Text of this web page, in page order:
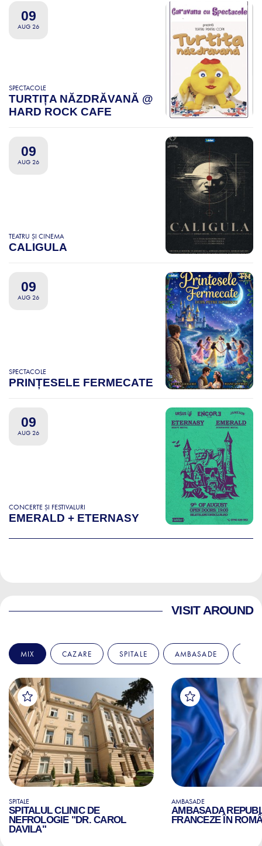
09
AUG 26
SPECTACOLE
TURTIȚA NĂZDRĂVANĂ @
HARD ROCK CAFE
09
AUG 26
TEATRU ȘI CINEMA
CALIGULA
09
AUG 26
SPECTACOLE
PRINȚESELE FERMECATE
09
AUG 26
CONCERTE ȘI FESTIVALURI
EMERALD + ETERNASY
VISIT AROUND
MIX CAZARE SPITALE AMBASADE
SPITALE
SPITALUL CLINIC DE
NEFROLOGIE "DR. CAROL
DAVILA"
AMBASADE
AMBASADA
FRANCEZE ÎN